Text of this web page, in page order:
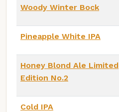
Woody Winter Bock
Pineapple White IPA
Honey Blond Ale Limited
Edition No.2
Cold IPA